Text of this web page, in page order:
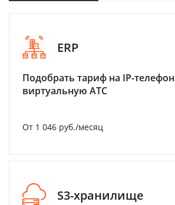
ERP
Подобрать тариф на IP-
виртуальную АТС
От 1 046 руб./месяц
S3-хранилище